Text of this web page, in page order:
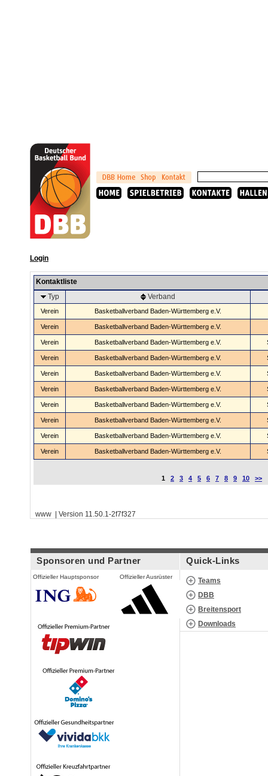
Login
Kontaktliste
Typ
Verband
Verein Basketballverband Baden-Württemberg e.V.
Verein Basketballverband Baden-Württemberg e.V.
Verein Basketballverband Baden-Württemberg e.V.
Verein Basketballverband Baden-Württemberg e.V.
Verein Basketballverband Baden-Württemberg e.V.
Verein Basketballverband Baden-Württemberg e.V.
Verein Basketballverband Baden-Württemberg e.V.
Verein Basketballverband Baden-Württemberg e.V.
Verein Basketballverband Baden-Württemberg e.V.
Verein Basketballverband Baden-Württemberg e.V.
1 2 3 4 5 6 7 8 9 10 >>
www | Version 11.50.1-2f7f327
Sponsoren und Partner
Offizieller Hauptsponsor Offizieller Ausrüster
Quick-Links
Teams
DBB
Breitensport
Downloads